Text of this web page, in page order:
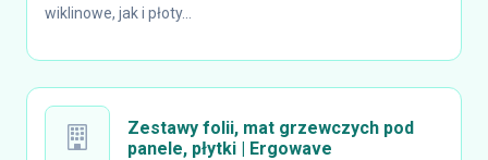
wiklinowe, jak i płoty...
Zestawy folii, mat grzewczych pod
panele, płytki | Ergowave